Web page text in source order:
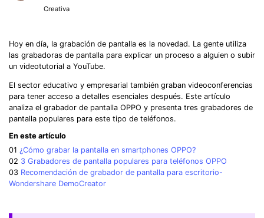
Creativa
Hoy en día, la grabación de pantalla es la novedad. La gente utiliza
las grabadoras de pantalla para explicar un proceso a alguien o subir
un videotutorial a YouTube.
El sector educativo y empresarial también graban videoconferencias
para tener acceso a detalles esenciales después. Este artículo
analiza el grabador de pantalla OPPO y presenta tres grabadores de
pantalla populares para este tipo de teléfonos.
En este artículo
01 ¿Cómo grabar la pantalla en smartphones OPPO?
02 3 Grabadores de pantalla populares para teléfonos OPPO
03 Recomendación de grabador de pantalla para escritorio-
Wondershare DemoCreator